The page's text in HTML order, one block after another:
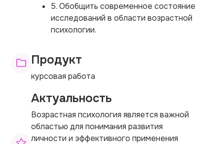
5. Обобщить современное состояние
исследований в области возрастной
психологии.
Продукт
курсовая работа
Актуальность
Возрастная психология является важной
областью для понимания развития
личности и эффективного применения